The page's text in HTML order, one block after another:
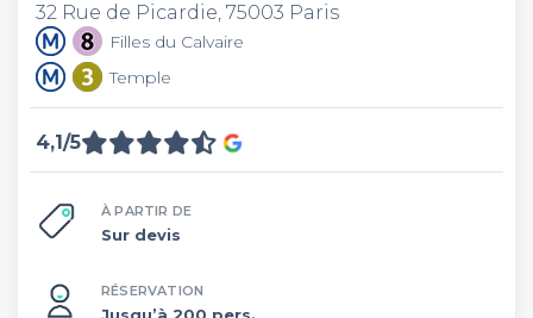
32 Rue de Picardie, 75003 Paris
Filles du Calvaire
Temple
4,1/5
À PARTIR DE
Sur devis
RÉSERVATION
Jusqu’à 200 pers.